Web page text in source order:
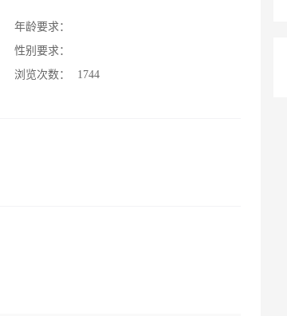
年龄要求：
性别要求：
浏览次数：
1744